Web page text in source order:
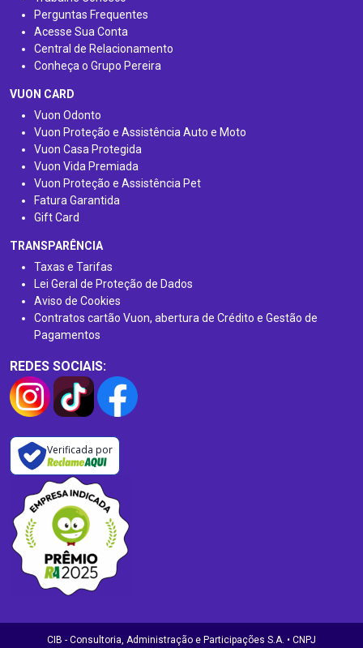
Perguntas Frequentes
Acesse Sua Conta
Central de Relacionamento
Conheça o Grupo Pereira
VUON CARD
Vuon Odonto
Vuon Proteção e Assistência Auto e Moto
Vuon Casa Protegida
Vuon Vida Premiada
Vuon Proteção e Assistência Pet
Fatura Garantida
Gift Card
TRANSPARÊNCIA
Taxas e Tarifas
Lei Geral de Proteção de Dados
Aviso de Cookies
Contratos cartão Vuon, abertura de Crédito e Gestão de
Pagamentos
REDES SOCIAIS:
Verificada por
CIB - Consultoria, Administração e Participações S.A. • CNPJ